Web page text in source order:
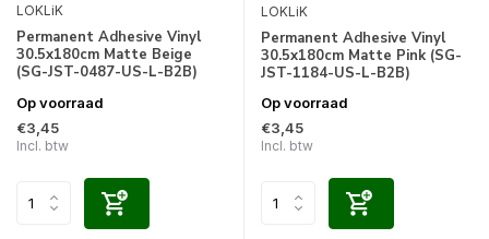
LOKLiK
Permanent Adhesive Vinyl
30.5x180cm Matte Beige
(SG-JST-0487-US-L-B2B)
Op voorraad
€3,45
Incl. btw
LOKLiK
Permanent Adhesive Vinyl
30.5x180cm Matte Pink (SG-
JST-1184-US-L-B2B)
Op voorraad
€3,45
Incl. btw